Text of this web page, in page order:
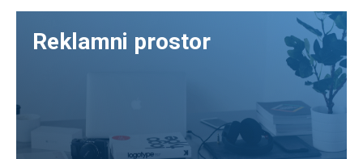
Reklamni prostor